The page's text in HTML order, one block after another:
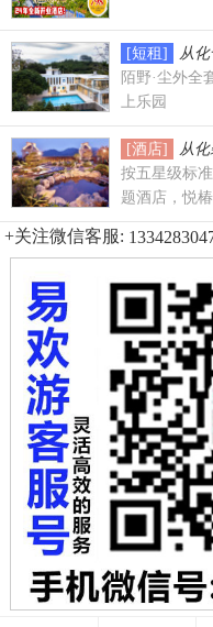
[短租]
从
陌野·尘外全
上乐园
[酒店]
从
按五星级标
题酒店，悦
+关注微信客服: